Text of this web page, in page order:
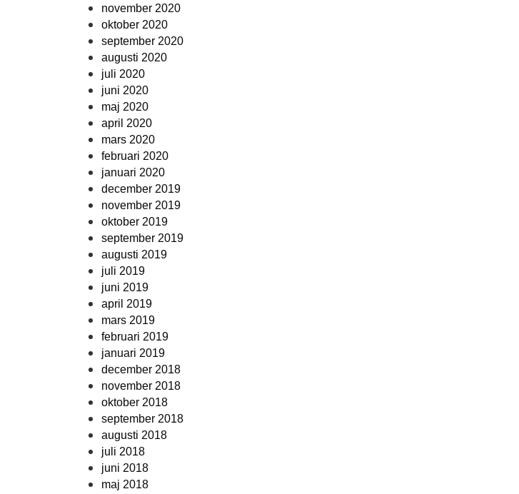
november 2020
oktober 2020
september 2020
augusti 2020
juli 2020
juni 2020
maj 2020
april 2020
mars 2020
februari 2020
januari 2020
december 2019
november 2019
oktober 2019
september 2019
augusti 2019
juli 2019
juni 2019
april 2019
mars 2019
februari 2019
januari 2019
december 2018
november 2018
oktober 2018
september 2018
augusti 2018
juli 2018
juni 2018
maj 2018